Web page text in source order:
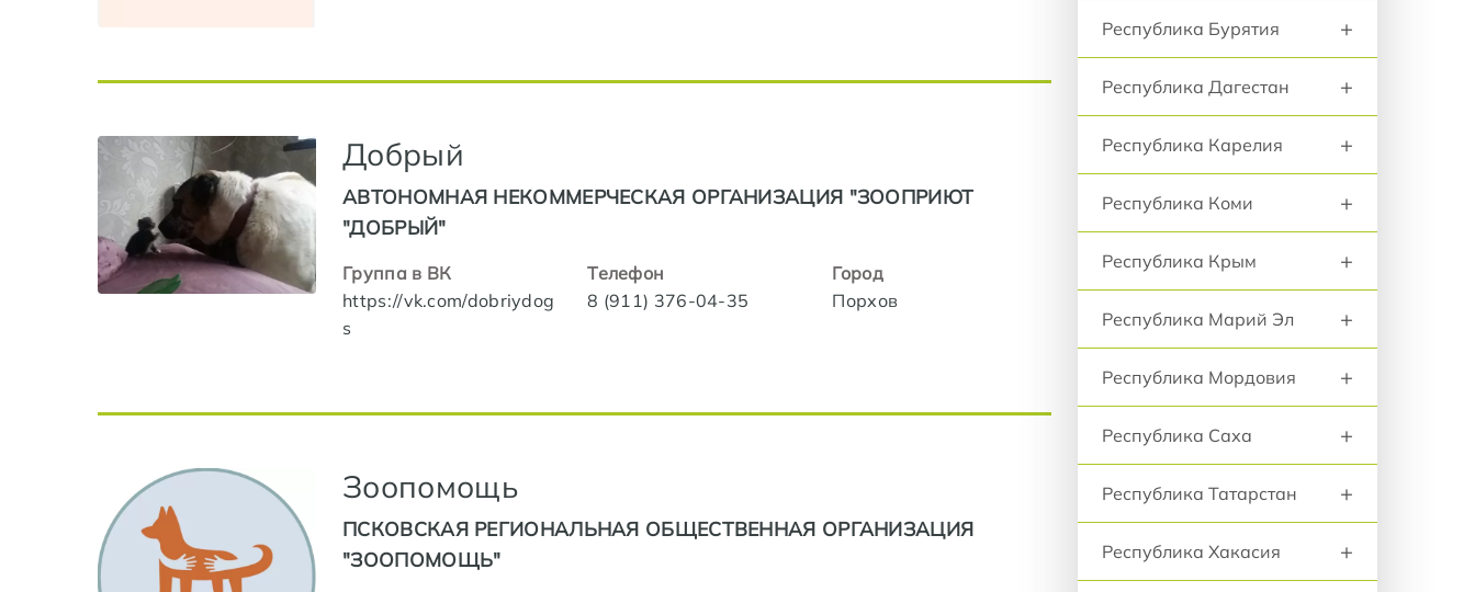
Добрый
АВТОНОМНАЯ НЕКОММЕРЧЕСКАЯ ОРГАНИЗАЦИЯ "ЗООПРИЮТ
"ДОБРЫЙ"
Группа в ВК
https://vk.com/dobriydog
s
Телефон
8 (911) 376-04-35
Город
Порхов
Зоопомощь
ПСКОВСКАЯ РЕГИОНАЛЬНАЯ ОБЩЕСТВЕННАЯ ОРГАНИЗАЦИЯ
"ЗООПОМОЩЬ"
Республика Бурятия +
Республика Дагестан +
Республика Карелия +
Республика Коми +
Республика Крым +
Республика Марий Эл +
Республика Мордовия +
Республика Саха +
Республика Татарстан +
Республика Хакасия +